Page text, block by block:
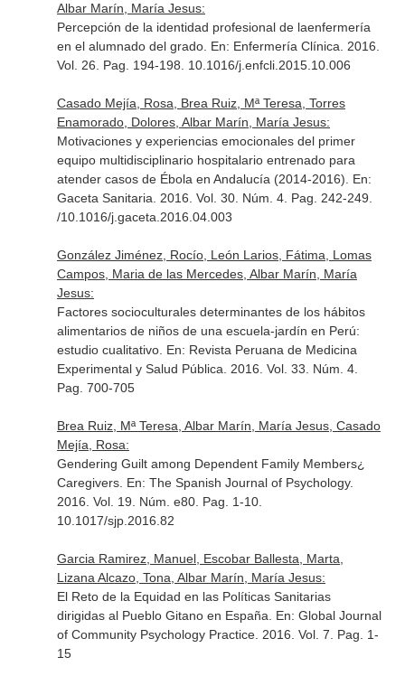
Albar Marín, María Jesus:
Percepción de la identidad profesional de laenfermería
en el alumnado del grado. En: Enfermería Clínica . 2016.
Vol. 26. Pag. 194-198. 10.1016/j.enfcli.2015.10.006
Casado Mejía, Rosa, Brea Ruiz, Mª Teresa, Torres
Enamorado, Dolores, Albar Marín, María Jesus:
Motivaciones y experiencias emocionales del primer
equipo multidisciplinario hospitalario entrenado para
atender casos de Ébola en Andalucía (2014-2016). En:
Gaceta Sanitaria . 2016. Vol. 30. Núm. 4. Pag. 242-249.
/10.1016/j.gaceta.2016.04.003
González Jiménez, Rocío, León Larios, Fátima, Lomas
Campos, Maria de las Mercedes, Albar Marín, María
Jesus:
Factores socioculturales determinantes de los hábitos
alimentarios de niños de una escuela-jardín en Perú:
estudio cualitativo. En: Revista Peruana de Medicina
Experimental y Salud Pública . 2016. Vol. 33. Núm. 4.
Pag. 700-705
Brea Ruiz, Mª Teresa, Albar Marín, María Jesus, Casado
Mejía, Rosa:
Gendering Guilt among Dependent Family Members¿
Caregivers. En: The Spanish Journal of Psychology.
2016. Vol. 19. Núm. e80. Pag. 1-10.
10.1017/sjp.2016.82
Garcia Ramirez, Manuel, Escobar Ballesta, Marta,
Lizana Alcazo, Tona, Albar Marín, María Jesus:
El Reto de la Equidad en las Políticas Sanitarias
dirigidas al Pueblo Gitano en España. En: Global Journal
of Community Psychology Practice. 2016. Vol. 7. Pag. 1-
15